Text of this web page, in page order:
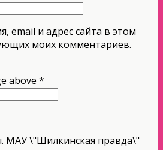
email и адрес сайта в этом
моих комментариев.
above *
МАУ \"Шилкинская правда\"